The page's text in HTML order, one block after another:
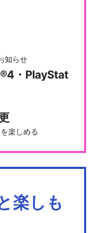
知らせ
・PlayStat
楽しめる
楽しも